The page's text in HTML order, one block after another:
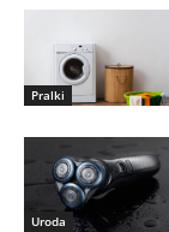
Pralki
Uroda